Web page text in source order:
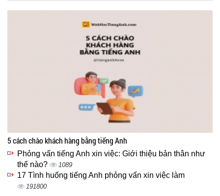
5 cách chào khách hàng bằng tiếng Anh
Phỏng vấn tiếng Anh xin việc: Giới thiệu bản thân như
thế nào?
1089
17 Tình huống tiếng Anh phỏng vấn xin việc làm
191800